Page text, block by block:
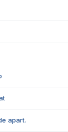
si utilat,
apart.